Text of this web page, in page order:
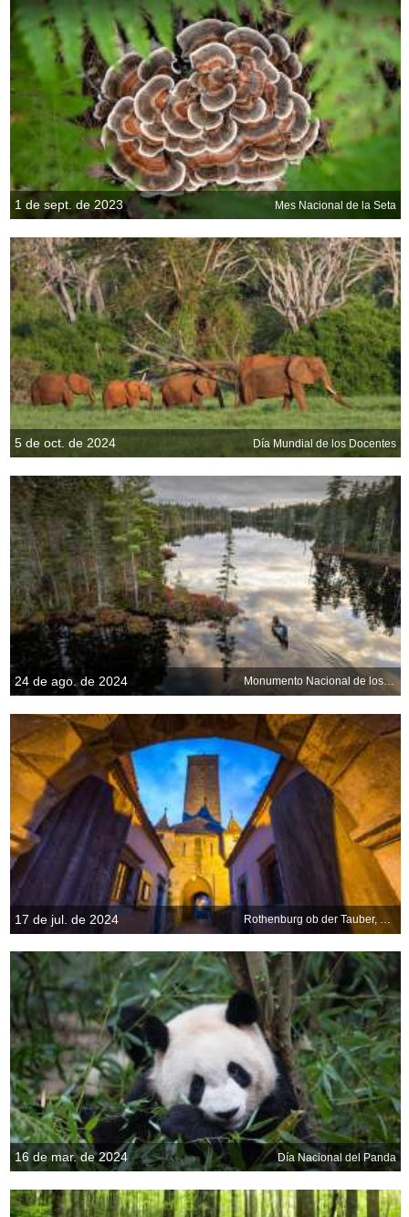
1 de sept. de 2023 Mes Nacional de la Seta
5 de oct. de 2024 Día Mundial de los Docentes
24 de ago. de 2024 Monumento Nacional de los Bosques y Aguas de Katahdin, Maine, EE. UU.
17 de jul. de 2024 Rothenburg ob der Tauber, Baviera, Alemania
16 de mar. de 2024 Día Nacional del Panda